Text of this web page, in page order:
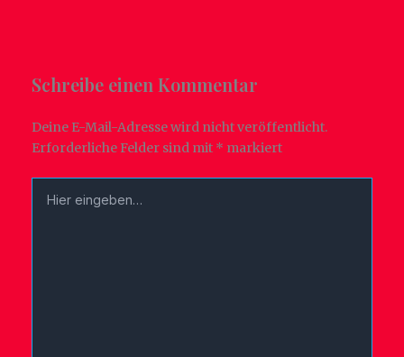
Schreibe einen Kommentar
Deine E-Mail-Adresse wird nicht veröffentlicht.
Erforderliche Felder sind mit * markiert
eingeben…